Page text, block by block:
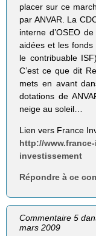
placer sur ce
par ANVAR. La
interne d’OSEO
aidées et les fonds
le contribuable
C’est ce que dit
mets en avant
dotations de
neige au soleil…
Lien vers France
http://
investissement
Répondre à ce
Commentaire 5
mars 2009